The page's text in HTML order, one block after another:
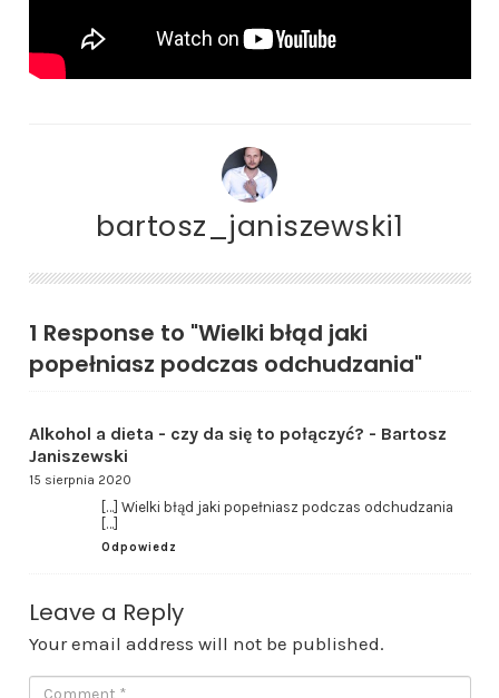
bartosz_janiszewski1
1 Response to "Wielki błąd jaki
popełniasz podczas odchudzania"
Alkohol a dieta - czy da się to połączyć? - Bartosz
Janiszewski
15 sierpnia 2020
[…] Wielki błąd jaki popełniasz podczas odchudzania
[…]
Odpowiedz
Leave a Reply
Your email address will not be published.